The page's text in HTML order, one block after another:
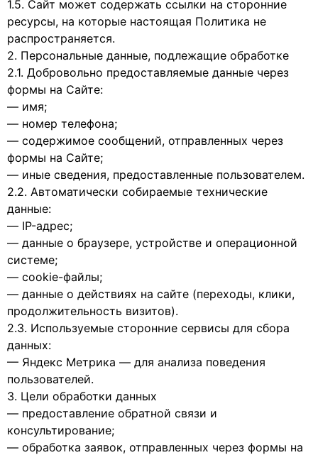
1.5. Сайт может содержать ссылки на сторонние
ресурсы, на которые настоящая Политика не
распространяется.
2. Персональные данные, подлежащие обработке
2.1. Добровольно предоставляемые данные через
формы на Сайте:
— имя;
— номер телефона;
— содержимое сообщений, отправленных через
формы на Сайте;
— иные сведения, предоставленные пользователем.
2.2. Автоматически собираемые технические
данные:
— IP-адрес;
— данные о браузере, устройстве и операционной
системе;
— cookie-файлы;
— данные о действиях на сайте (переходы, клики,
продолжительность визитов).
2.3. Используемые сторонние сервисы для сбора
данных:
— Яндекс Метрика — для анализа поведения
пользователей.
3. Цели обработки данных
— предоставление обратной связи и
консультирование;
— обработка заявок, отправленных через формы на